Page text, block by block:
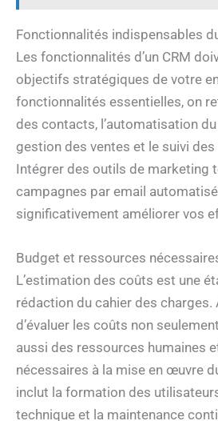
Fonctionnalités indispensables
Les fonctionnalités d’un CRM
objectifs stratégiques de votre
fonctionnalités essentielles, on
des contacts, l’automatisation
gestion des ventes et le suivi
Intégrer des outils de marketing
campagnes par email
significativement améliorer vos
Budget et ressources
L’estimation des coûts est une
rédaction du cahier des charges.
d’évaluer les coûts non
aussi des ressources humaines
nécessaires à la mise en œuvre
inclut la formation des
technique et la maintenance